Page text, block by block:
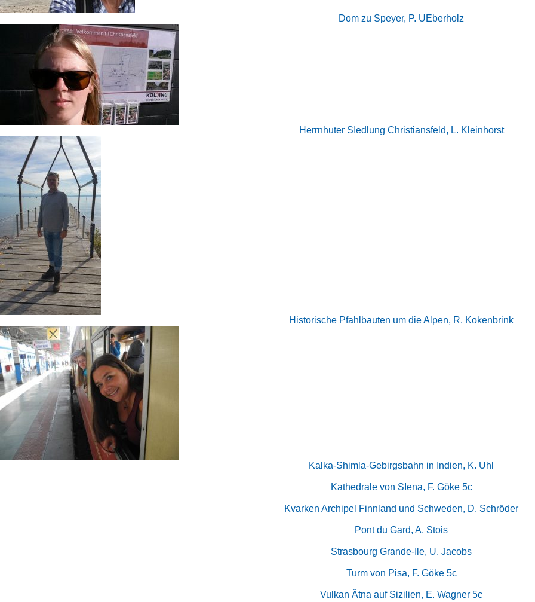
Dom zu Speyer, P. UEberholz
Herrnhuter SIedlung Christiansfeld, L. Kleinhorst
Historische Pfahlbauten um die Alpen, R. Kokenbrink
Kalka-Shimla-Gebirgsbahn in Indien, K. Uhl
Kathedrale von SIena, F. Göke 5c
Kvarken Archipel Finnland und Schweden, D. Schröder
Pont du Gard, A. Stois
Strasbourg Grande-Ile, U. Jacobs
Turm von Pisa, F. Göke 5c
Vulkan Ätna auf Sizilien, E. Wagner 5c